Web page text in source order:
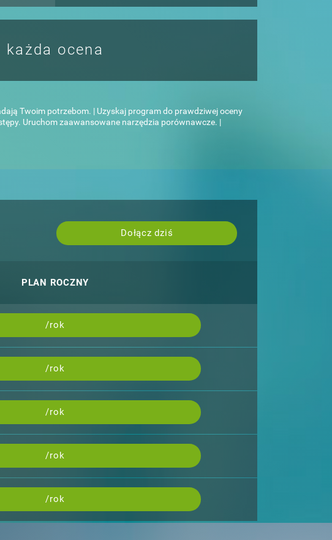
każda ocena
Twoim potrzebom. | Uzyskaj program do prawdziwej oceny
Uruchom zaawansowane narzędzia porównawcze. |
Dołącz dziś
PLAN ROCZNY
/rok
/rok
/rok
/rok
/rok